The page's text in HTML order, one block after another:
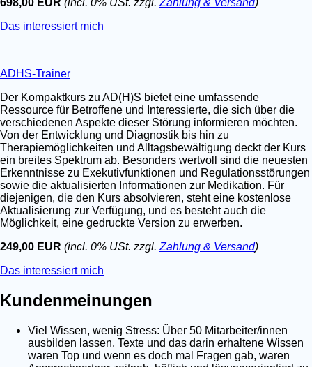
698,00 EUR (incl. 0% USt. zzgl. Zahlung & Versand)
Das interessiert mich
ADHS-Trainer
Der Kompaktkurs zu AD(H)S bietet eine umfassende
Ressource für Betroffene und Interessierte, die sich über die
verschiedenen Aspekte dieser Störung informieren möchten.
Von der Entwicklung und Diagnostik bis hin zu
Therapiemöglichkeiten und Alltagsbewältigung deckt der Kurs
ein breites Spektrum ab. Besonders wertvoll sind die neuesten
Erkenntnisse zu Exekutivfunktionen und Regulationsstörungen
sowie die aktualisierten Informationen zur Medikation. Für
diejenigen, die den Kurs absolvieren, steht eine kostenlose
Aktualisierung zur Verfügung, und es besteht auch die
Möglichkeit, eine gedruckte Version zu erwerben.
249,00 EUR (incl. 0% USt. zzgl. Zahlung & Versand)
Das interessiert mich
Kundenmeinungen
Viel Wissen, wenig Stress: Über 50 Mitarbeiter/innen
ausbilden lassen. Texte und das darin erhaltene Wissen
waren Top und wenn es doch mal Fragen gab, waren